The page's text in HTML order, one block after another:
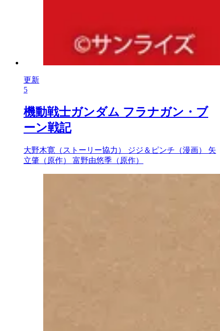
更新
5
機動戦士ガンダム フラナガン・ブ
ーン戦記
大野木寛（ストーリー協力） ジジ＆ピンチ（漫画） 矢
立肇（原作） 富野由悠季（原作）